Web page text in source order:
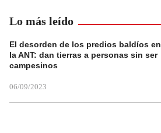
Lo más leído
El desorden de los predios baldíos en
la ANT: dan tierras a personas sin ser
campesinos
06/09/2023